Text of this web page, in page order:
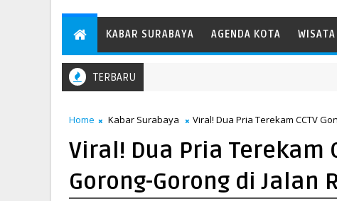
KABAR SURABAYA AGENDA KOTA
TERBARU
Home Kabar Surabaya Viral! Dua Pria Terekam CCTV
Viral! Dua Pria Terekam
Gorong-Gorong di Jalan